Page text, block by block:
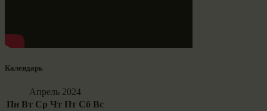
Календарь
Апрель 2024
Пн Вт Ср Чт Пт Сб Вс